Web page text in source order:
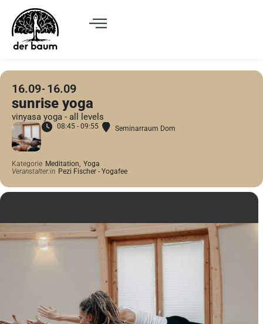
16.09 16.09
sunrise yoga
vinyasa yoga - all levels
08:45 - 09:55 Seminarraum Dom
Kategorie Meditation, Yoga
Veranstalter:in Pezi Fischer - Yogafee